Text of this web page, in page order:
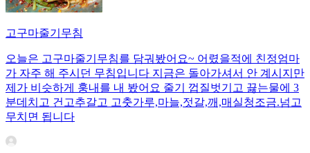
고구마줄기무침
오늘은 고구마줄기무침를 담궈봤어요~ 어렸을적에 친정엄마
가 자주 해 주시던 무침입니다 지금은 돌아가셔서 안 계시지만
제가 비슷하게 훙내를 내 봤어요 줄기 껍질벗기고 끓는물에 3
분데치고 건고추갈고 고춧가루,마늘,젓갈,깨,매실청조금.넘고
무치면 됩니다